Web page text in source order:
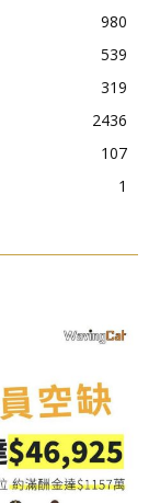
980
539
319
2436
107
1